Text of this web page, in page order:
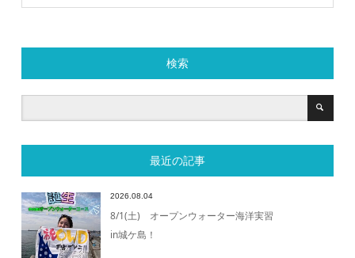
検索
最近の記事
2026.08.04
8/1(土) オープンウォーター海洋実習
in城ケ島！